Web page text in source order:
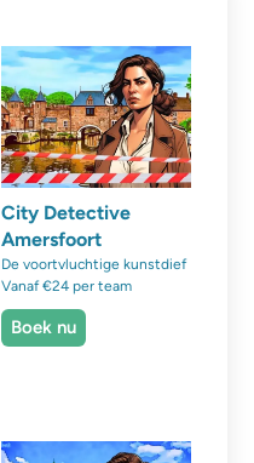
City Detective
Amersfoort
De voortvluchtige kunstdief
Vanaf €24 per team
Boek nu